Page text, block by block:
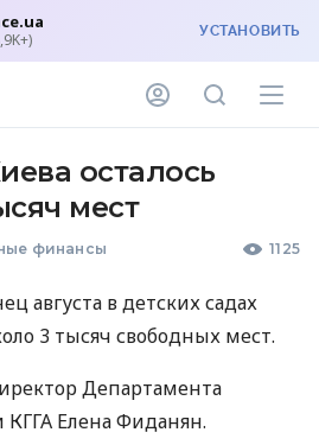
УСТАНОВИТЬ
осталось
мест
финансы 1125
августа в детских садах
3 тысяч свободных мест.
Департамента
КГГА Елена Фиданян.